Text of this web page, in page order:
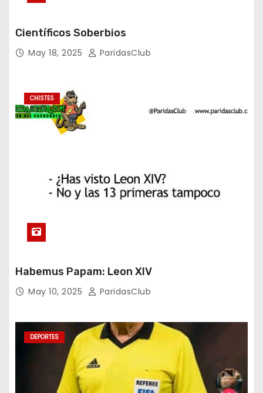
Científicos Soberbios
May 18, 2025 ParidasClub
CHISTES
Habemus Papam: Leon XIV
May 10, 2025 ParidasClub
DEPORTES